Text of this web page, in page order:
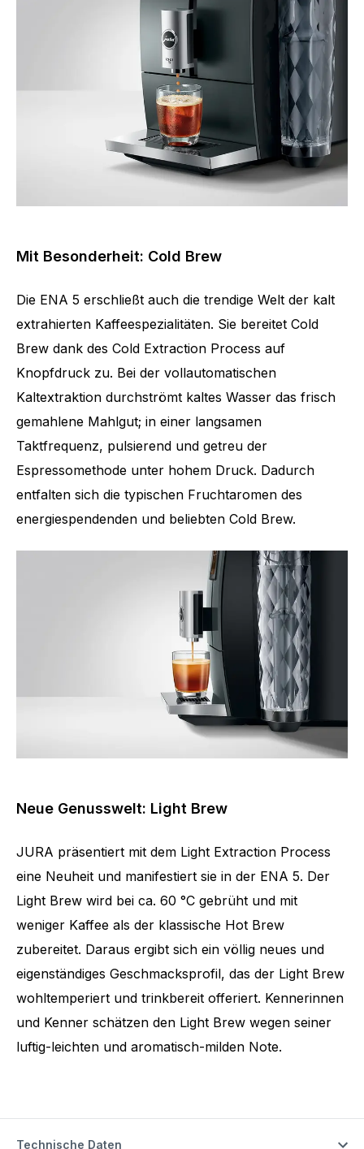
Anzahl Spezialitäten 6
Mit Besonderheit: Cold Brew
Die ENA 5 erschließt auch die trendige Welt der kalt
extrahierten Kaffeespezialitäten. Sie bereitet Cold
Brew dank des Cold Extraction Process auf
Knopfdruck zu. Bei der vollautomatischen
Kaltextraktion durchströmt kaltes Wasser das frisch
gemahlene Mahlgut; in einer langsamen
Taktfrequenz, pulsierend und getreu der
Espressomethode unter hohem Druck. Dadurch
entfalten sich die typischen Fruchtaromen des
energiespendenden und beliebten Cold Brew.
Neue Genusswelt: Light Brew
JURA präsentiert mit dem Light Extraction Process
eine Neuheit und manifestiert sie in der ENA 5. Der
Light Brew wird bei ca. 60 °C gebrüht und mit
weniger Kaffee als der klassische Hot Brew
zubereitet. Daraus ergibt sich ein völlig neues und
eigenständiges Geschmacksprofil, das der Light Brew
wohltemperiert und trinkbereit offeriert. Kennerinnen
und Kenner schätzen den Light Brew wegen seiner
luftig-leichten und aromatisch-milden Note.
Technische Daten